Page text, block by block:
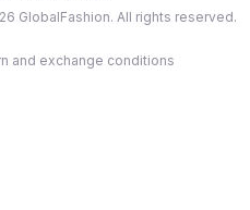
GlobalFashion. All rights reserved.
and exchange conditions